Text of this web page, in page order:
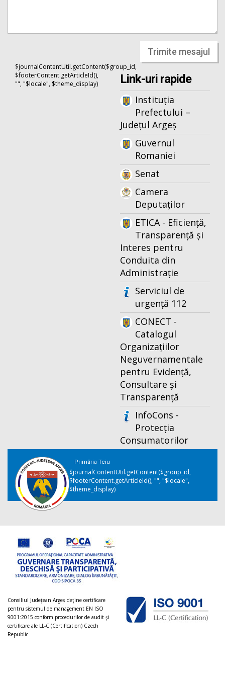
Trimite mesajul
$journalContentUtil.getContent($group_id,
$footerContent.getArticleId(),
"", "$locale", $theme_display)
Link-uri rapide
Instituția
Prefectului –
Județul Argeș
Guvernul
Romaniei
Senat
Camera
Deputaților
ETICA - Eficiență,
Transparență și
Interes pentru
Conduita din
Administrație
Serviciul de
urgență 112
CONECT -
Catalogul
Organizațiilor
Neguvernamentale
pentru Evidență,
Consultare și
Transparență
InfoCons -
Protecția
Consumatorilor
Primăria Teiu
$journalContentUtil.getContent($group_id,
$footerContent.getArticleId(), "", "$locale",
$theme_display)
Consiliul Judeţean Argeș deţine certificare
pentru sistemul de management EN ISO
9001:2015 conform procedurilor de audit şi
certificare ale LL-C (Certification) Czech
Republic